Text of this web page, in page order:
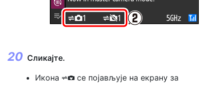
Сликајте.
Икона k се појављује на екрану за